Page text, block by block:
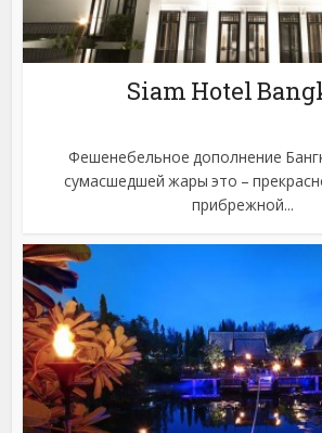
Siam Hotel
Фешенебельное дополнение
сумасшедшей жары это –
прибрежной...